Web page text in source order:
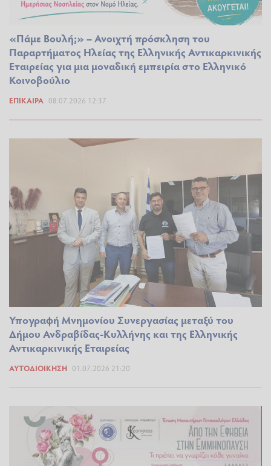
«Πάμε Βουλή;» – Ανοιχτή πρόσκληση του
Παραρτήματος Ηλείας της Ελληνικής Αντικαρκινικής
Εταιρείας για μια μοναδική εμπειρία στο Ελληνικό
Κοινοβούλιο
ΕΠΊΚΑΙΡΑ 08.07.2026 12:37
Υπογραφή Μνημονίου Συνεργασίας μεταξύ του
Δήμου Ανδραβίδας-Κυλλήνης και της Ελληνικής
Αντικαρκινικής Εταιρείας
ΑΥΤΟΔΙΟΊΚΗΣΗ 01.07.2026 21:20